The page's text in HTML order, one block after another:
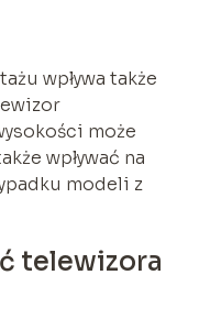
wpływa także
może
wpływać na
modeli z
telewizora